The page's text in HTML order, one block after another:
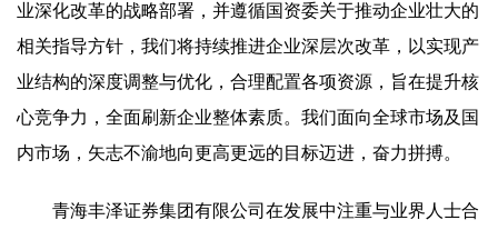
业深化改革的战略部署，并遵循国资委关于推动企业壮大的
相关指导方针，我们将持续推进企业深层次改革，以实现产
业结构的深度调整与优化，合理配置各项资源，旨在提升核
心竞争力，全面刷新企业整体素质。我们面向全球市场及国
内市场，矢志不渝地向更高更远的目标迈进，奋力拼搏。
青海丰泽证券集团有限公司在发展中注重与业界人士合